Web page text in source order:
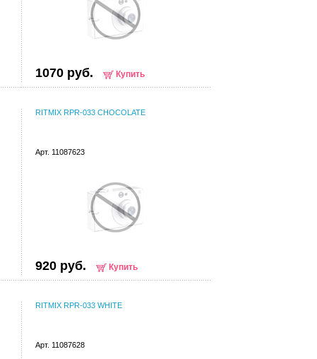
1070 руб. Купить
RITMIX RPR-033 CHOCOLATE
Арт. 11087623
920 руб. Купить
RITMIX RPR-033 WHITE
Арт. 11087628